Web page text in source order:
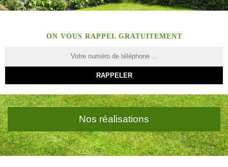
ON VOUS RAPPEL GRATUITEMENT
Nos réalisations